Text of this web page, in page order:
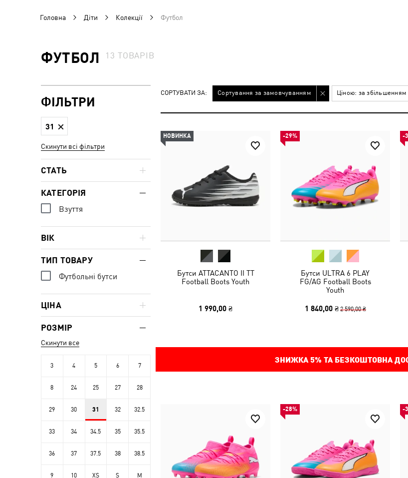
Головна Діти Колекції Футбол
ФУТБОЛ 13 ТОВАРІВ
СОРТУВАТИ ЗА: Сортування за замовчуванням Ціною: за збільшенням
НОВИНКА
Бутси ATTACANTO II TT
Football Boots Youth
1 990,00 ₴
-29%
Бутси ULTRA 6 PLAY
FG/AG Football Boots
Youth
1 840,00 ₴ 2 590,00 ₴
-
ЗНИЖКА 5% ТА БЕЗКОШТОВНА
-28% -
ФІЛЬТРИ
31
Скинути всі фільтри
СТАТЬ
КАТЕГОРІЯ
Взуття
ВІК
ТИП ТОВАРУ
Футбольні бутси
ЦІНА
РОЗМІР
Скинути все
3 4 5 6 7
8 24 25 27 28
29 30 31 32 32.5
33 34 34.5 35 35.5
36 37 37.5 38 38.5
9 10 XS S M